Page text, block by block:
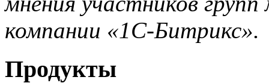
компании «1С-Битрикс».
Продукты